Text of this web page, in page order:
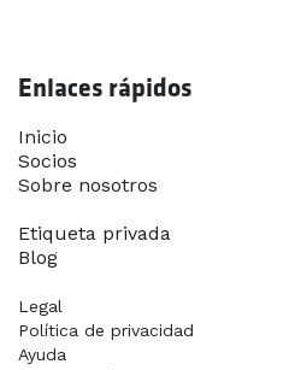
Enlaces rápidos
Inicio​
Socios
Sobre nosotros
Etiqueta privada
Blog
Legal
Política de privacidad
Ayuda